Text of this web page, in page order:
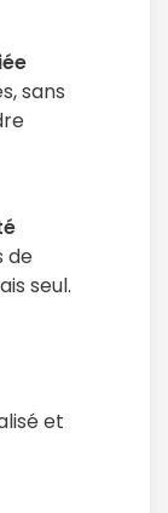
sans
de
seul.
et